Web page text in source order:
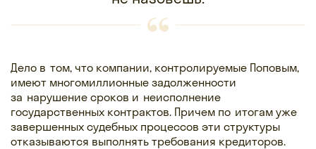
Дело в том, что компании, контролируемые Поповым,
имеют многомиллионные задолженности
за нарушение сроков и неисполнение
государственных контрактов. Причем по итогам уже
завершенных судебных процессов эти структуры
отказываются выполнять требования кредиторов.